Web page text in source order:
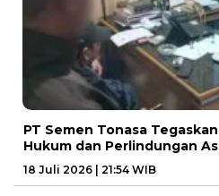
PT Semen Tonasa
Hukum dan Perlindungan
18 Juli 2026 | 21:54 WIB